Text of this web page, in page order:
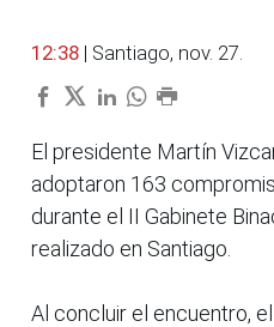
12:38 | Santiago, nov. 27.
El presidente Martín
adoptaron 163
durante el II Gabinete
realizado en Santiago.
Al concluir el encuentro,